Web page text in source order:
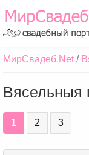
МирСвадеб.Net
Вясельныя
1 2 3